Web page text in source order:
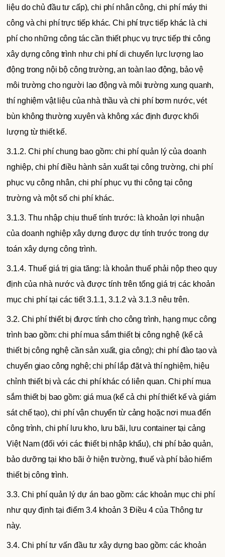
liệu do chủ đầu tư cấp), chi phí nhân công, chi phí máy thi
công và chi phí trực tiếp khác. Chi phí trực tiếp khác là chi
phí cho những công tác cần thiết phục vụ trực tiếp thi công
xây dựng công trình như chi phí di chuyển lực lượng lao
động trong nội bộ công trường, an toàn lao động, bảo vệ
môi trường cho người lao động và môi trường xung quanh,
thí nghiệm vật liệu của nhà thầu và chi phí bơm nước, vét
bùn không thường xuyên và không xác định được khối
lượng từ thiết kế.
3.1.2. Chi phí chung bao gồm: chi phí quản lý của doanh
nghiệp, chi phí điều hành sản xuất tại công trường, chi phí
phục vụ công nhân, chi phí phục vụ thi công tại công
trường và một số chi phí khác.
3.1.3. Thu nhập chịu thuế tính trước: là khoản lợi nhuận
của doanh nghiệp xây dựng được dự tính trước trong dự
toán xây dựng công trình.
3.1.4. Thuế giá trị gia tăng: là khoản thuế phải nộp theo quy
định của nhà nước và được tính trên tổng giá trị các khoản
mục chi phí tại các tiết 3.1.1, 3.1.2 và 3.1.3 nêu trên.
3.2. Chi phí thiết bị được tính cho công trình, hạng mục công
trình bao gồm: chi phí mua sắm thiết bị công nghệ (kể cả
thiết bị công nghệ cần sản xuất, gia công); chi phí đào tạo và
chuyển giao công nghệ; chi phí lắp đặt và thí nghiệm, hiệu
chỉnh thiết bị và các chi phí khác có liên quan. Chi phí mua
sắm thiết bị bao gồm: giá mua (kể cả chi phí thiết kế và giám
sát chế tạo), chi phí vận chuyển từ cảng hoặc nơi mua đến
công trình, chi phí lưu kho, lưu bãi, lưu container tại cảng
Việt Nam (đối với các thiết bị nhập khẩu), chi phí bảo quản,
bảo dưỡng tại kho bãi ở hiện trường, thuế và phí bảo hiểm
thiết bị công trình.
3.3. Chi phí quản lý dự án bao gồm: các khoản mục chi phí
như quy định tại điểm 3.4 khoản 3 Điều 4 của Thông tư
này.
3.4. Chi phí tư vấn đầu tư xây dựng bao gồm: các khoản